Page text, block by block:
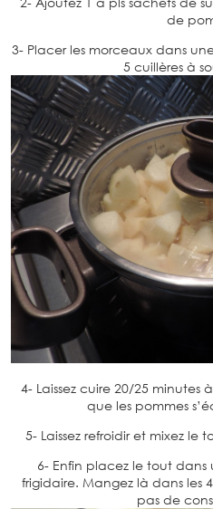
de
3- Placer les morceaux dans
5 cuillères à
4- Laissez cuire 20/25 minutes
que les pommes
5- Laissez refroidir et mixez le
6- Enfin placez le tout
frigidaire. Mangez là dans les
pas de